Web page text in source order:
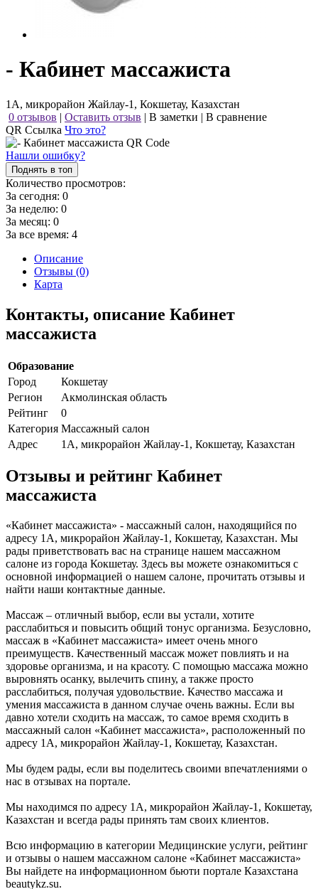
- Кабинет массажиста
1А, микрорайон Жайлау-1, Кокшетау, Казахстан
0 отзывов | Оставить отзыв | В заметки | В сравнение
QR Ссылка Что это?
Нашли ошибку?
Поднять в топ
Количество просмотров:
За сегодня: 0
За неделю: 0
За месяц: 0
За все время: 4
Описание
Отзывы (0)
Карта
Контакты, описание Кабинет
массажиста
Образование
Город
Кокшетау
Регион
Акмолинская область
Рейтинг
0
Категория Массажный салон
Адрес
1А, микрорайон Жайлау-1, Кокшетау, Казахстан
Отзывы и рейтинг Кабинет
массажиста
«Кабинет массажиста» - массажный салон, находящийся по
адресу 1А, микрорайон Жайлау-1, Кокшетау, Казахстан. Мы
рады приветствовать вас на странице нашем массажном
салоне из города Кокшетау. Здесь вы можете ознакомиться с
основной информацией о нашем салоне, прочитать отзывы и
найти наши контактные данные.
Массаж – отличный выбор, если вы устали, хотите
расслабиться и повысить общий тонус организма. Безусловно,
массаж в «Кабинет массажиста» имеет очень много
преимуществ. Качественный массаж может повлиять и на
здоровье организма, и на красоту. С помощью массажа можно
выровнять осанку, вылечить спину, а также просто
расслабиться, получая удовольствие. Качество массажа и
умения массажиста в данном случае очень важны. Если вы
давно хотели сходить на массаж, то самое время сходить в
массажный салон «Кабинет массажиста», расположенный по
адресу 1А, микрорайон Жайлау-1, Кокшетау, Казахстан.
Мы будем рады, если вы поделитесь своими впечатлениями о
нас в отзывах на портале.
Мы находимся по адресу 1А, микрорайон Жайлау-1, Кокшетау,
Казахстан и всегда рады принять там своих клиентов.
Всю информацию в категории Медицинские услуги, рейтинг
и отзывы о нашем массажном салоне «Кабинет массажиста»
Вы найдете на информационном бьюти портале Казахстана
beautykz.su.